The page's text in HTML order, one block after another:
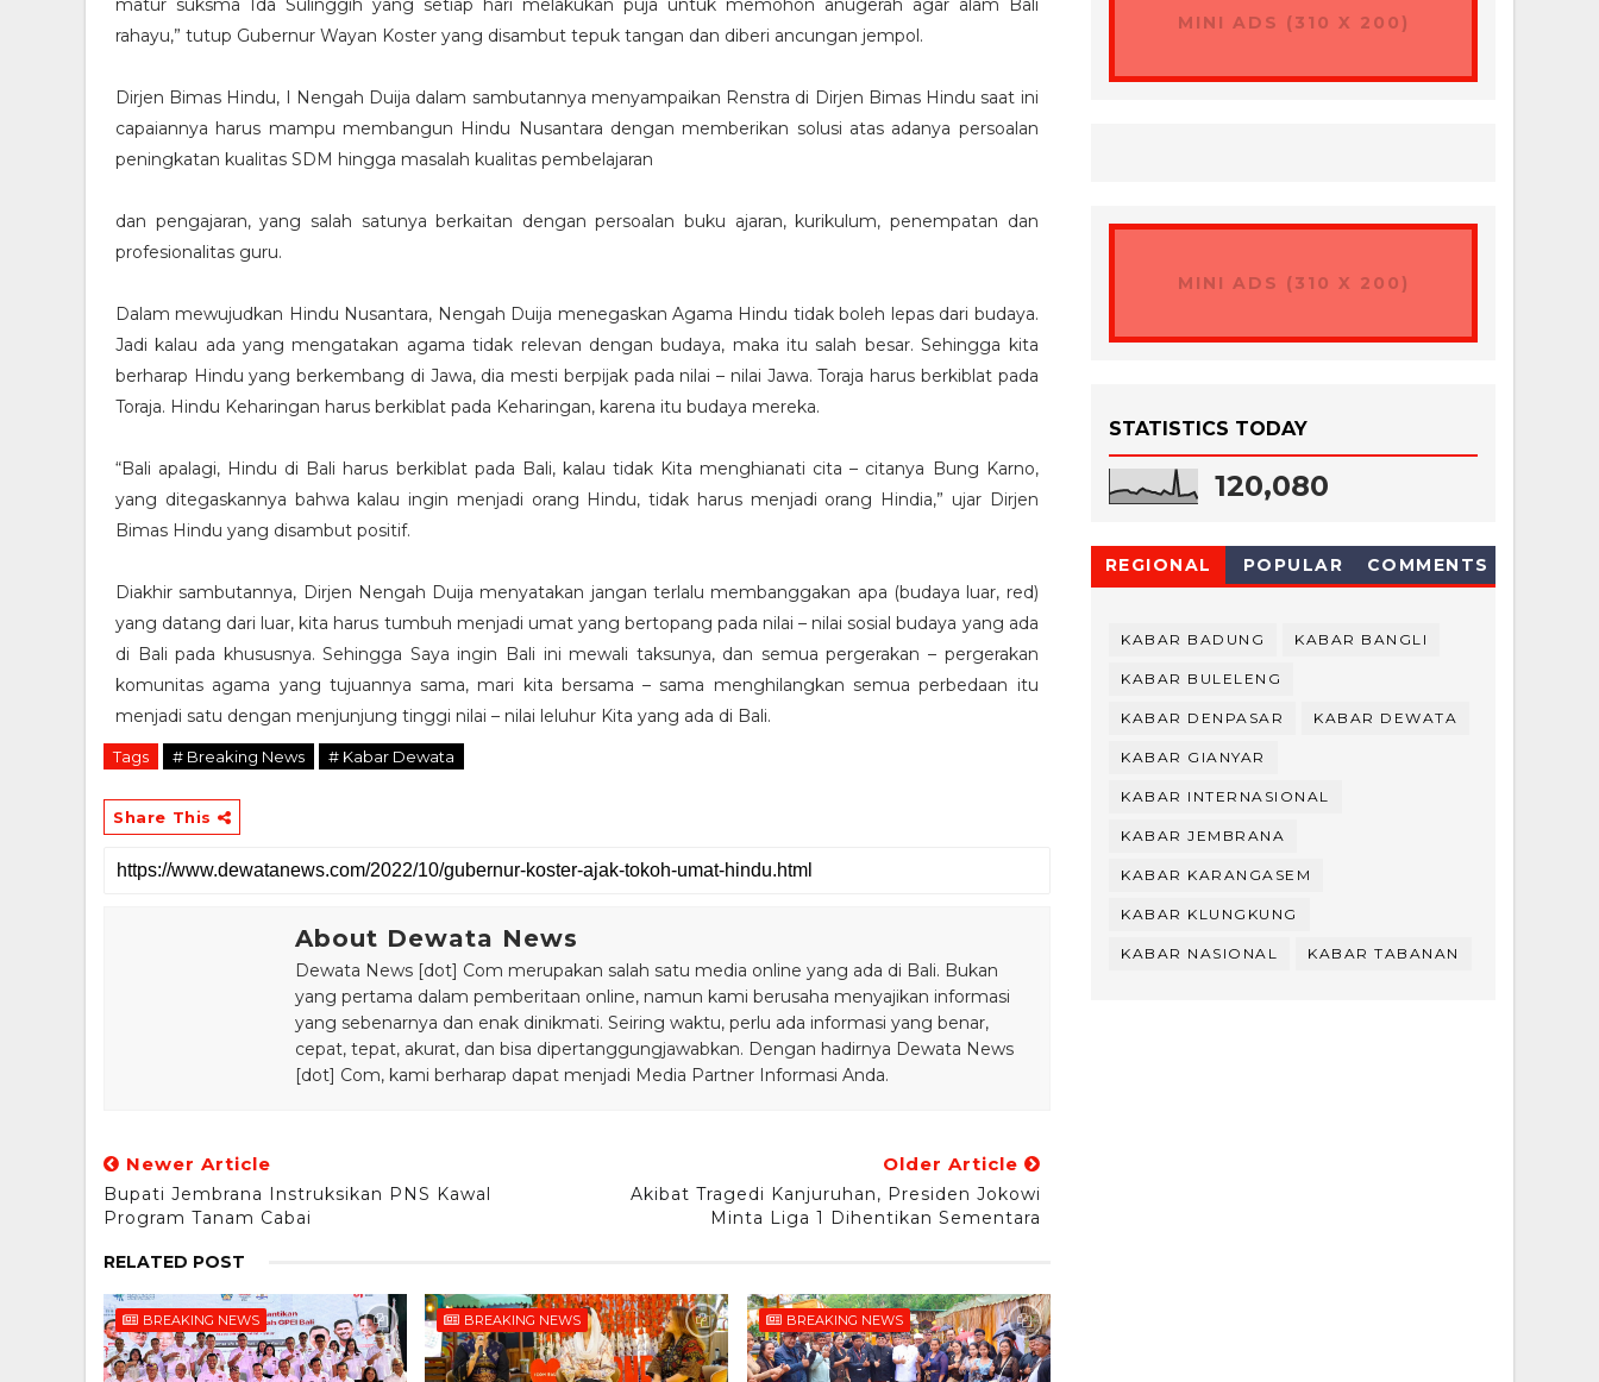
matur suksma Ida Sulinggih yang setiap hari melakukan puja untuk memohon anugerah agar alam Bali
rahayu,” tutup Gubernur Wayan Koster yang disambut tepuk tangan dan diberi ancungan jempol.
Dirjen Bimas Hindu, I Nengah Duija dalam sambutannya menyampaikan Renstra di Dirjen Bimas Hindu saat ini
capaiannya harus mampu membangun Hindu Nusantara dengan memberikan solusi atas adanya persoalan
peningkatan kualitas SDM hingga masalah kualitas pembelajaran
dan pengajaran, yang salah satunya berkaitan dengan persoalan buku ajaran, kurikulum, penempatan dan
profesionalitas guru.
Dalam mewujudkan Hindu Nusantara, Nengah Duija menegaskan Agama Hindu tidak boleh lepas dari budaya.
Jadi kalau ada yang mengatakan agama tidak relevan dengan budaya, maka itu salah besar. Sehingga kita
berharap Hindu yang berkembang di Jawa, dia mesti berpijak pada nilai – nilai Jawa. Toraja harus berkiblat pada
Toraja. Hindu Keharingan harus berkiblat pada Keharingan, karena itu budaya mereka.
“Bali apalagi, Hindu di Bali harus berkiblat pada Bali, kalau tidak Kita menghianati cita – citanya Bung Karno,
yang ditegaskannya bahwa kalau ingin menjadi orang Hindu, tidak harus menjadi orang Hindia,” ujar Dirjen
Bimas Hindu yang disambut positif.
Diakhir sambutannya, Dirjen Nengah Duija menyatakan jangan terlalu membanggakan apa (budaya luar, red)
yang datang dari luar, kita harus tumbuh menjadi umat yang bertopang pada nilai – nilai sosial budaya yang ada
di Bali pada khususnya. Sehingga Saya ingin Bali ini mewali taksunya, dan semua pergerakan – pergerakan
komunitas agama yang tujuannya sama, mari kita bersama – sama menghilangkan semua perbedaan itu
menjadi satu dengan menjunjung tinggi nilai – nilai leluhur Kita yang ada di Bali.
Tags # Breaking News # Kabar Dewata
Share This
About Dewata News
Dewata News [dot] Com merupakan salah satu media online yang ada di Bali. Bukan
yang pertama dalam pemberitaan online, namun kami berusaha menyajikan informasi
yang sebenarnya dan enak dinikmati. Seiring waktu, perlu ada informasi yang benar,
cepat, tepat, akurat, dan bisa dipertanggungjawabkan. Dengan hadirnya Dewata News
[dot] Com, kami berharap dapat menjadi Media Partner Informasi Anda.
Newer Article
Bupati Jembrana Instruksikan PNS Kawal
Program Tanam Cabai
Older Article
Akibat Tragedi Kanjuruhan, Presiden Jokowi
Minta Liga 1 Dihentikan Sementara
RELATED POST
BREAKING NEWS BREAKING NEWS BREAKING NEWS
MINI ADS (310 X 200)
MINI ADS (310 X 200)
STATISTICS TODAY
120,080
REGIONAL POPULAR COMMENTS
KABAR BADUNG KABAR BANGLI
KABAR BULELENG
KABAR DENPASAR KABAR DEWATA
KABAR GIANYAR
KABAR INTERNASIONAL
KABAR JEMBRANA
KABAR KARANGASEM
KABAR KLUNGKUNG
KABAR NASIONAL KABAR TABANAN